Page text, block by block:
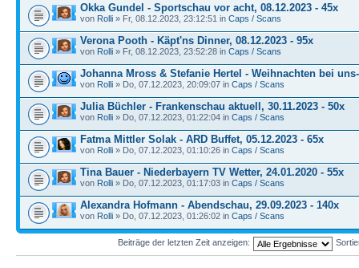
Okka Gundel - Sportschau vor acht, 08.12.2023 - 45x
von Rolli » Fr, 08.12.2023, 23:12:51 in Caps / Scans
Verona Pooth - Käpt'ns Dinner, 08.12.2023 - 95x
von Rolli » Fr, 08.12.2023, 23:52:28 in Caps / Scans
Johanna Mross & Stefanie Hertel - Weihnachten bei
von Rolli » Do, 07.12.2023, 20:09:07 in Caps / Scans
Julia Büchler - Frankenschau aktuell, 30.11.2023 - 50x
von Rolli » Do, 07.12.2023, 01:22:04 in Caps / Scans
Fatma Mittler Solak - ARD Buffet, 05.12.2023 - 65x
von Rolli » Do, 07.12.2023, 01:10:26 in Caps / Scans
Tina Bauer - Niederbayern TV Wetter, 24.01.2020 - 55x
von Rolli » Do, 07.12.2023, 01:17:03 in Caps / Scans
Alexandra Hofmann - Abendschau, 29.09.2023 - 140x
von Rolli » Do, 07.12.2023, 01:26:02 in Caps / Scans
Beiträge der letzten Zeit anzeigen: